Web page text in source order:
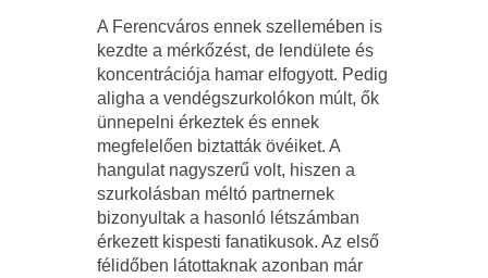
A Ferencváros ennek szellemében is
kezdte a mérkőzést, de lendülete és
koncentrációja hamar elfogyott. Pedig
aligha a vendégszurkolókon múlt, ők
ünnepelni érkeztek és ennek
megfelelően biztatták övéiket. A
hangulat nagyszerű volt, hiszen a
szurkolásban méltó partnernek
bizonyultak a hasonló létszámban
érkezett kispesti fanatikusok. Az első
félidőben látottaknak azonban már